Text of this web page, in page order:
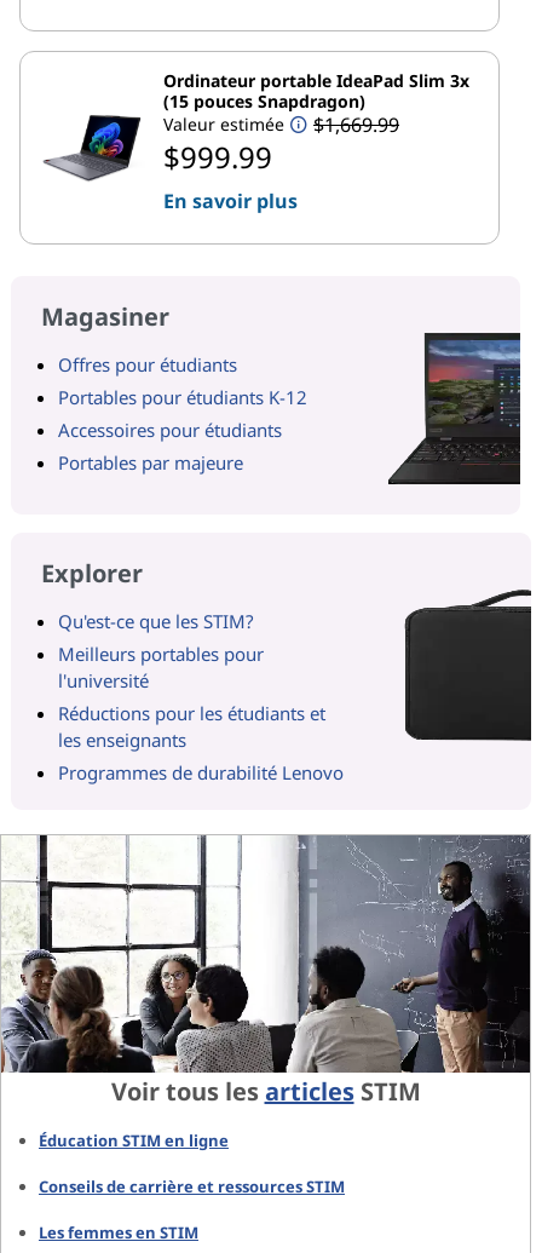
Ordinateur portable IdeaPad Slim 3x
(15 pouces Snapdragon)
Valeur estimée
$1,669.99
$999.99
En savoir plus
Magasiner
Offres pour étudiants
Portables pour étudiants K-12
Accessoires pour étudiants
Portables par majeure
Explorer
Qu'est-ce que les STIM?
Meilleurs portables pour
l'université
Réductions pour les étudiants et
les enseignants
Programmes de durabilité Lenovo
Voir tous lesarticlesSTIM
Éducation STIM en ligne
Conseils de carrière et ressources STIM
Les femmes en STIM